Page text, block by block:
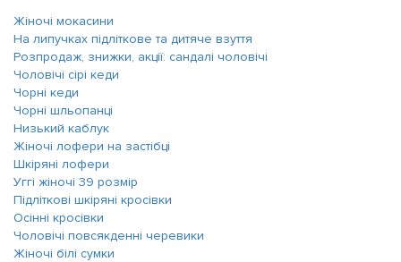
Жіночі мокасини
На липучках підліткове та дитяче взуття
Розпродаж, знижки, акції: сандалі чоловічі
Чоловічі сірі кеди
Чорні кеди
Чорні шльопанці
Низький каблук
Жіночі лофери на застібці
Шкіряні лофери
Уггі жіночі 39 розмір
Підліткові шкіряні кросівки
Осінні кросівки
Чоловічі повсякденні черевики
Жіночі білі сумки